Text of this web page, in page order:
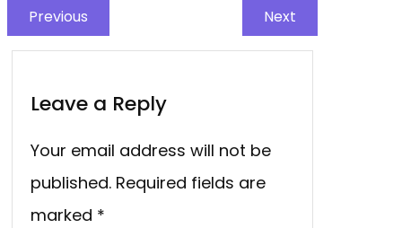
Previous Next
Leave a Reply
Your email address will not be
published. Required fields are
marked *